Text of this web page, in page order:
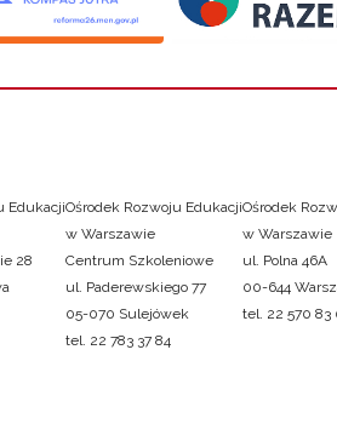
Edukacji
28
Ośrodek Rozwoju Edukacji
w Warszawie
Centrum Szkoleniowe
ul. Paderewskiego 77
05-070 Sulejówek
tel. 22 783 37 84
Ośrodek
w Warszawie
ul. Polna 46A
00-644
tel. 22 570 83